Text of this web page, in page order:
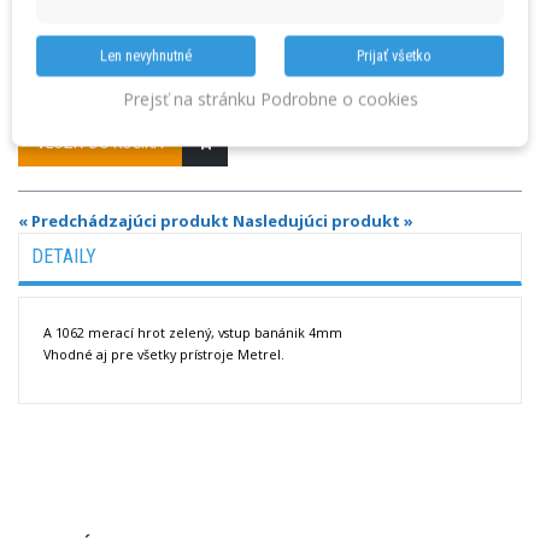
VLOŽIŤ DO KOŠÍKA
« Predchádzajúci produkt Nasledujúci produkt »
DETAILY
A 1062 merací hrot zelený, vstup banánik 4mm
Vhodné aj pre všetky prístroje Metrel.
Len nevyhnutné Prijať všetko
Prejsť na stránku Podrobne o cookies